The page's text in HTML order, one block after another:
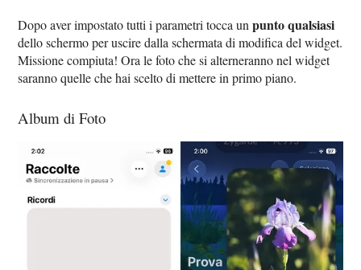
Dopo aver impostato tutti i parametri tocca unpunto qualsiasi
dello schermo per uscire dalla schermata di modifica del widget.
Missione compiuta! Ora le foto che si alterneranno nel widget
saranno quelle che hai scelto di mettere in primo piano.
Album di Foto